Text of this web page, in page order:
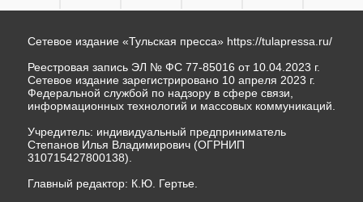
Сетевое издание «Тульская пресса» https://tulapressa.ru/
Реестровая запись ЭЛ № ФС 77-85016 от 10.04.2023 г.
Сетевое издание зарегистрировано 10 апреля 2023 г.
Федеральной службой по надзору в сфере связи,
информационных технологий и массовых коммуникаций.
Учредитель: индивидуальный предприниматель
Степанов Илья Владимирович (ОГРНИП
310715427800138).
Главный редактор: К.Ю. Гертье.